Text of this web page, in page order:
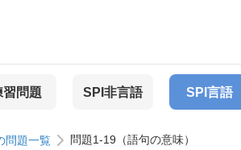
習問題 SPI非言語 SPI言語
問題一覧 問題1-19（語句の意味）